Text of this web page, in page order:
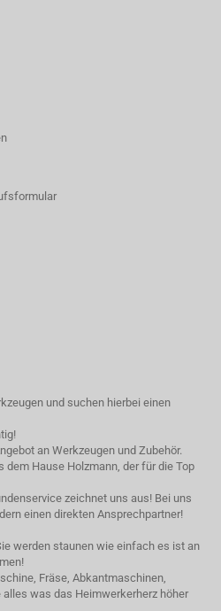
und suchen hierbei einen
an Werkzeugen und Zubehör.
dem Hause Holzmann, der für die Top
zeichnet uns aus! Bei uns
einen direkten Ansprechpartner!
werden staunen wie einfach es ist an
Fräse, Abkantmaschinen,
was das Heimwerkerherz höher